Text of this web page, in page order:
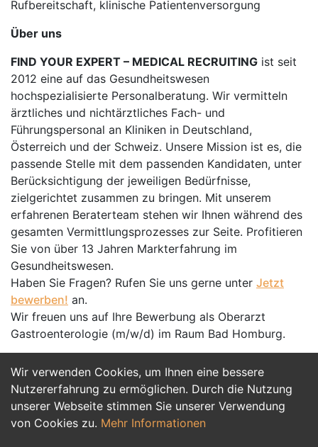
Wir verwenden Cookies, um Ihnen eine bessere
Nutzererfahrung zu ermöglichen. Durch die Nutzung
unserer Webseite stimmen Sie unserer Verwendung
von Cookies zu. Mehr Informationen
Rufbereitschaft, klinische Patientenversorgung
Über uns
FIND YOUR EXPERT – MEDICAL RECRUITING ist seit
2012 eine auf das Gesundheitswesen
hochspezialisierte Personalberatung. Wir vermitteln
ärztliches und nichtärztliches Fach- und
Führungspersonal an Kliniken in Deutschland,
Österreich und der Schweiz. Unsere Mission ist es, die
passende Stelle mit dem passenden Kandidaten, unter
Berücksichtigung der jeweiligen Bedürfnisse,
zielgerichtet zusammen zu bringen. Mit unserem
erfahrenen Beraterteam stehen wir Ihnen während des
gesamten Vermittlungsprozesses zur Seite. Profitieren
Sie von über 13 Jahren Markterfahrung im
Gesundheitswesen.
Haben Sie Fragen? Rufen Sie uns gerne unter Jetzt
bewerben! an.
Wir freuen uns auf Ihre Bewerbung als Oberarzt
Gastroenterologie (m/w/d) im Raum Bad Homburg.
Jetzt Bewerben